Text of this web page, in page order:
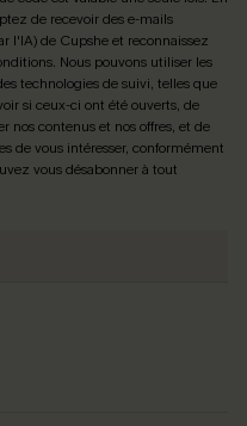
de recevoir des e-mails
l'IA) de Cupshe et reconnaissez
. Nous pouvons utiliser les
technologies de suivi, telles que
si ceux-ci ont été ouverts, de
nos contenus et nos offres, et de
de vous intéresser, conformément
vous désabonner à tout